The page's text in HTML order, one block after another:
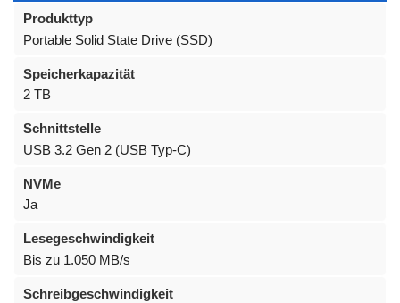
Produkttyp
Portable Solid State Drive (SSD)
Speicherkapazität
2 TB
Schnittstelle
USB 3.2 Gen 2 (USB Typ-C)
NVMe
Ja
Lesegeschwindigkeit
Bis zu 1.050 MB/s
Schreibgeschwindigkeit